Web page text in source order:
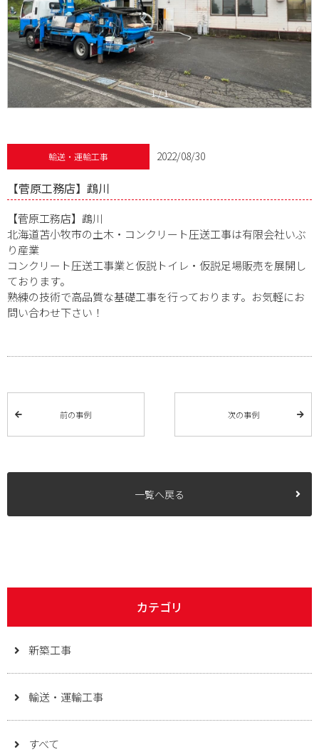
1/1
輸送・運輸工事 2022/08/30
【菅原工務店】鵡川
【菅原工務店】鵡川
北海道苫小牧市の土木・コンクリート圧送工事は有限会社いぶ
り産業
コンクリート圧送工事業と仮説トイレ・仮説足場販売を展開し
ております。
熟練の技術で高品質な基礎工事を行っております。お気軽にお
問い合わせ下さい！
前の事例 次の事例
一覧へ戻る
カテゴリ
新築工事
輸送・運輸工事
すべて